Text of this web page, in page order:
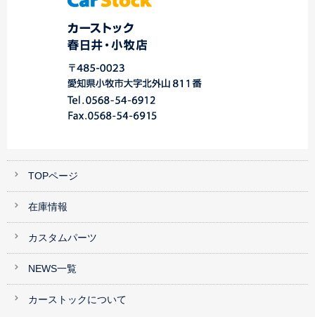
TOPページ
在庫情報
カスタムパーツ
NEWS一覧
カーストックについて